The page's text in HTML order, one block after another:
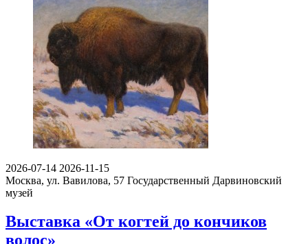
2026-07-14 2026-11-15
Москва, ул. Вавилова, 57 Государственный Дарвиновский
музей
Выставка «От когтей до кончиков
волос»